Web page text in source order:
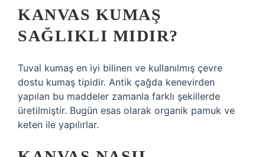
KANVAS KUMAŞ
SAĞLIKLI MIDIR?
Tuval kumaş en iyi bilinen ve kullanılmış çevre
dostu kumaş tipidir. Antik çağda kenevirden
yapılan bu maddeler zamanla farklı şekillerde
üretilmiştir. Bugün esas olarak organik pamuk ve
keten ile yapılırlar.